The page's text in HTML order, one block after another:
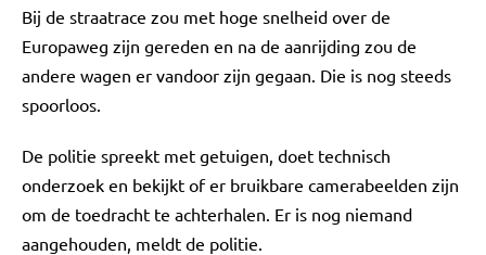
Bij de straatrace zou met hoge snelheid over de
Europaweg zijn gereden en na de aanrijding zou de
andere wagen er vandoor zijn gegaan. Die is nog steeds
spoorloos.
De politie spreekt met getuigen, doet technisch
onderzoek en bekijkt of er bruikbare camerabeelden zijn
om de toedracht te achterhalen. Er is nog niemand
aangehouden, meldt de politie.